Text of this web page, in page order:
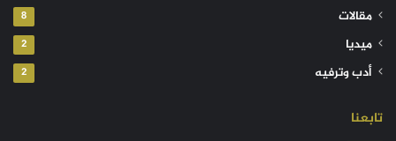
مقالات 8
ميديا 2
أدب وترفيه 2
تابعنا